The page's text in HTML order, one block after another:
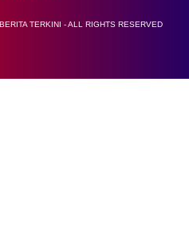
TERKINI - ALL RIGHTS RESERVED